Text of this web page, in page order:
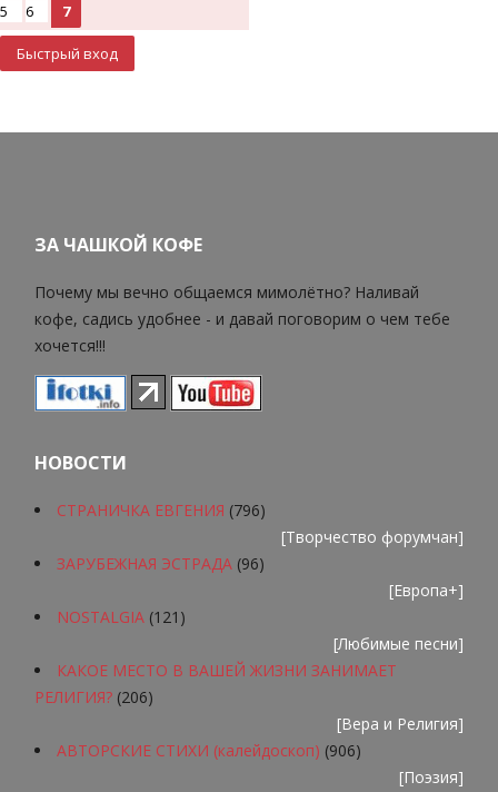
5
6 7
ЗА ЧАШКОЙ КОФЕ
Почему мы вечно общаемся мимолётно? Наливай
кофе, садись удобнее - и давай поговорим о чем тебе
хочется!!!
НОВОСТИ
СТРАНИЧКА ЕВГЕНИЯ (796)
[Творчество форумчан]
ЗАРУБЕЖНАЯ ЭСТРАДА (96)
[Европа+]
NOSTALGIA (121)
[Любимые песни]
КАКОЕ МЕСТО В ВАШЕЙ ЖИЗНИ ЗАНИМАЕТ
РЕЛИГИЯ? (206)
[Вера и Религия]
АВТОРСКИЕ СТИХИ (калейдоскоп) (906)
[Поэзия]